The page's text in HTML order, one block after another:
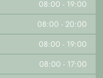
08:00 - 19:00
08:00 - 20:00
08:00 - 19:00
08:00 - 17:00